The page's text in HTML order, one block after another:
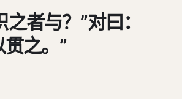
者与？”对曰：
之。”